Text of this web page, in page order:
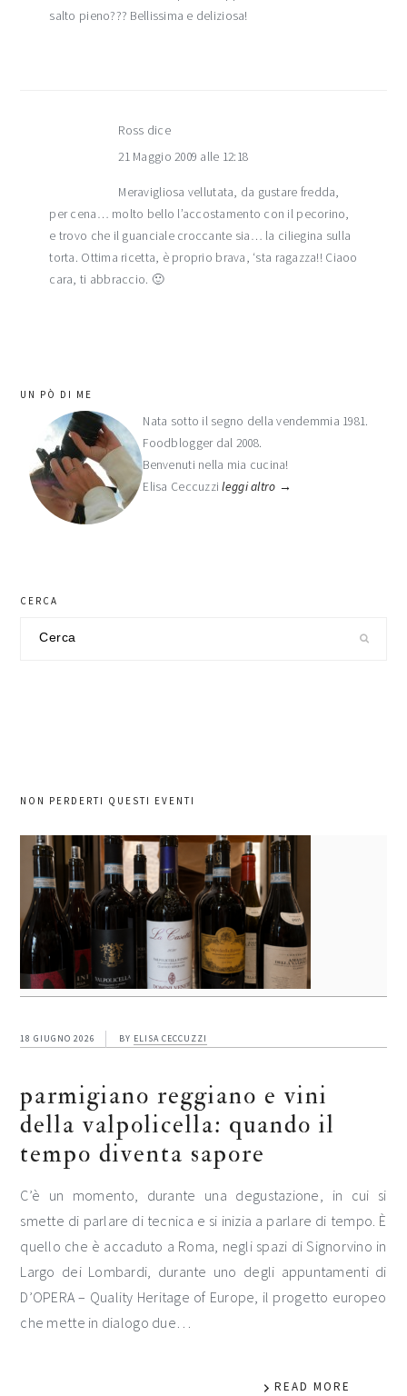
salto pieno??? Bellissima e deliziosa!
Ross dice
21 Maggio 2009 alle 12:18
Meravigliosa vellutata, da gustare fredda,
per cena… molto bello l’accostamento con il pecorino,
e trovo che il guanciale croccante sia… la ciliegina sulla
torta. Ottima ricetta, è proprio brava, ‘sta ragazza!! Ciaoo
cara, ti abbraccio. 🙂
barra
laterale
primaria
UN PÒ DI ME
Nata sotto il segno della vendemmia 1981.
Foodblogger dal 2008.
Benvenuti nella mia cucina!
Elisa Ceccuzzileggi altro →
CERCA
NON PERDERTI QUESTI EVENTI
18 GIUGNO 2026 BY ELISA CECCUZZI
parmigiano reggiano e vini
della valpolicella: quando il
tempo diventa sapore
C’è un momento, durante una degustazione, in cui si
smette di parlare di tecnica e si inizia a parlare di tempo. È
quello che è accaduto a Roma, negli spazi di Signorvino in
Largo dei Lombardi, durante uno degli appuntamenti di
D’OPERA – Quality Heritage of Europe, il progetto europeo
che mette in dialogo due…
READ MORE